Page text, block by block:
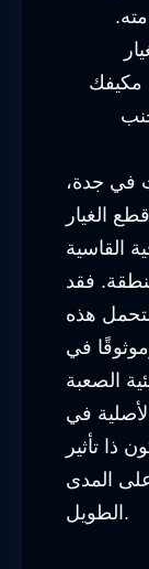
مكيفك
في جدة،
الغيار
القاسية
فقد
هذه
في
في
ذا تأثير
المدى
الطويل.